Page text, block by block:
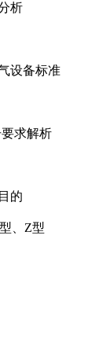
析
设备标准
求解析
的
、Z型